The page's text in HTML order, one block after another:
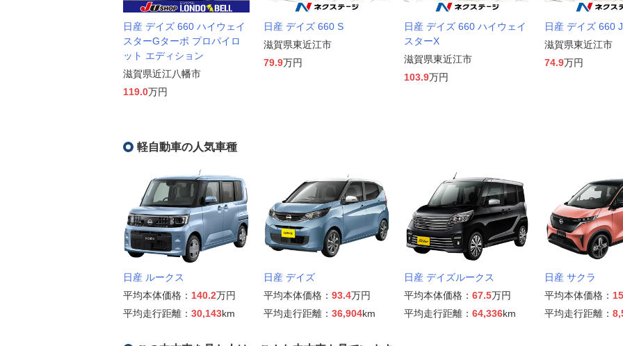
日産 デイズ 660 ハイウェイ
スターGターボ プロパイロ
ット エディション
滋賀県近江八幡市
119.0万円
日産 デイズ 660 S
滋賀県東近江市
79.9万円
日産 デイズ 660 ハイウェイ
スターX
滋賀県東近江市
103.9万円
日産 デイズ 660 J
滋賀県東近江市
74.9万円
軽自動車の人気車種
日産 ルークス
平均本体価格： 140.2万円
平均走行距離： 30,143km
日産 デイズ
平均本体価格： 93.4万円
平均走行距離： 36,904km
日産 デイズルークス
平均本体価格： 67.5万円
平均走行距離： 64,336km
日産 サクラ
平均本体価格：
平均走行距離：